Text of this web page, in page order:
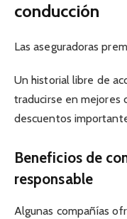
conducción
Las aseguradoras
Un historial libre de
traducirse en mejores
descuentos
Beneficios de
responsable
Algunas compañías